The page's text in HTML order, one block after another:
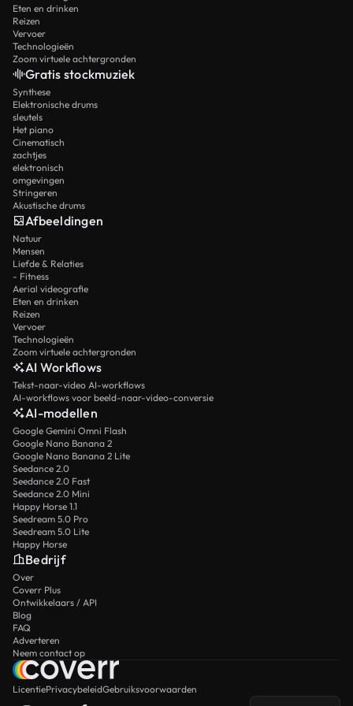
Eten en drinken
Reizen
Vervoer
Technologieën
Zoom virtuele achtergronden
Gratis stockmuziek
Synthese
Elektronische drums
sleutels
Het piano
Cinematisch
zachtjes
elektronisch
omgevingen
Stringeren
Akustische drums
Afbeeldingen
Natuur
Mensen
Liefde & Relaties
- Fitness
Aerial videografie
Eten en drinken
Reizen
Vervoer
Technologieën
Zoom virtuele achtergronden
AI Workflows
Tekst-naar-video AI-workflows
AI-workflows voor beeld-naar-video-conversie
AI-modellen
Google Gemini Omni Flash
Google Nano Banana 2
Google Nano Banana 2 Lite
Seedance 2.0
Seedance 2.0 Fast
Seedance 2.0 Mini
Happy Horse 1.1
Seedream 5.0 Pro
Seedream 5.0 Lite
Happy Horse
Bedrijf
Over
Coverr Plus
Ontwikkelaars / API
Blog
FAQ
Adverteren
Neem contact op
LicentiePrivacybeleidGebruiksvoorwaarden